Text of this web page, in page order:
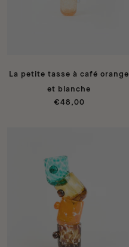
La petite tasse à café orange
et blanche
€48,00